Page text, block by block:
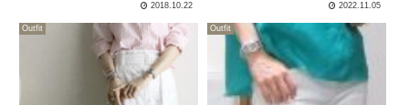
2018.10.22 2022.11.05
Outfit Outfit